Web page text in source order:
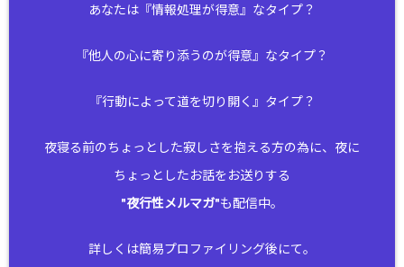
あなたは『情報処理が得意』なタイプ？
『他人の心に寄り添うのが得意』なタイプ？
『行動によって道を切り開く』タイプ？
夜寝る前のちょっとした寂しさを抱える方の為に、夜に
ちょっとしたお話をお送りする
"夜行性メルマガ"も配信中。
詳しくは簡易プロファイリング後にて。